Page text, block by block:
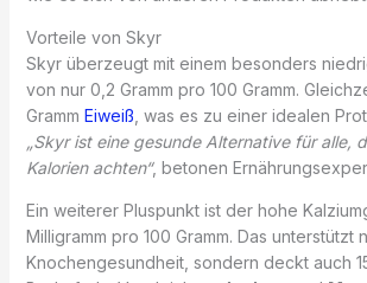
Vorteile von Skyr
Skyr überzeugt mit einem besonders
von nur 0,2 Gramm pro 100 Gramm.
Gramm Eiweiß , was es zu einer idealen
„Skyr ist eine gesunde Alternative für alle,
Kalorien achten“, betonen
Ein weiterer Pluspunkt ist der hohe
Milligramm pro 100 Gramm. Das unterstützt
Knochengesundheit, sondern deckt auch